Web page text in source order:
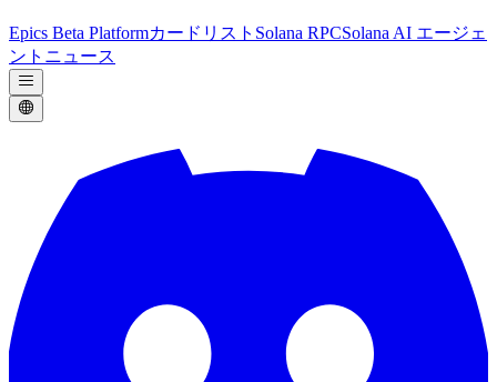
Epics Beta Platformカードリスト Solana RPCSolana AI エージェ
ント ニュース